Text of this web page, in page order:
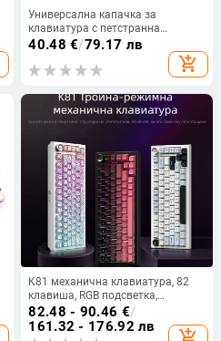
Универсална капачка за
клавиатура с петстранна
сублимация, подобна на MOA, с
голяма, пълна комплект капачки
за клавиши в прасковено розово
40.48 €/79.17 лв
add_shopping_cart
K81 механична клавиатура, 82
клавиша, RGB подсветка,
безжична и USB свързаност,
зелени или бели суичове
82.48 - 90.46 €/
161.32 - 176.92 лв